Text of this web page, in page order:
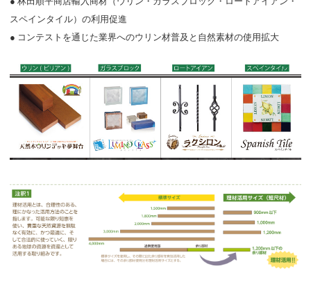
スペインタイル）の利用促進
● コンテストを通じた業界へのウリン材普及と自然素材の使用拡大